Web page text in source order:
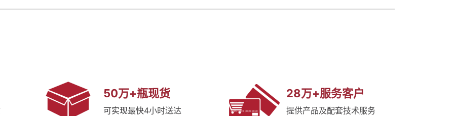
50万+瓶现货
可实现最快4小时送达
28万+服务客户
提供产品及配套技术服务